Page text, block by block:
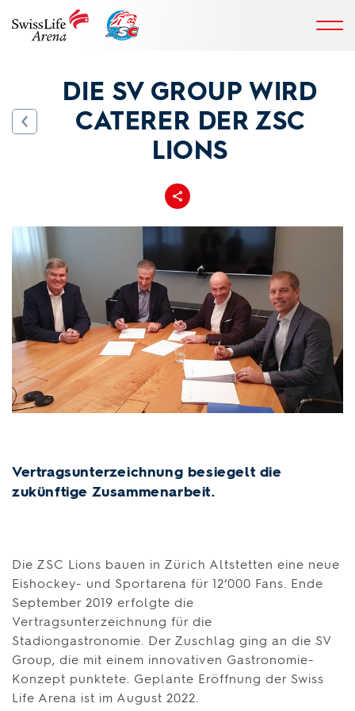
DIE SV GROUP WIRD
CATERER DER ZSC
LIONS
Teilen
Vertragsunterzeichnung besiegelt die
zukünftige Zusammenarbeit.
Die ZSC Lions bauen in Zürich Altstetten eine neue
Eishockey- und Sportarena für 12‘000 Fans. Ende
September 2019 erfolgte die
Vertragsunterzeichnung für die
Stadiongastronomie. Der Zuschlag ging an die SV
Group, die mit einem innovativen Gastronomie-
Konzept punktete. Geplante Eröffnung der Swiss
Life Arena ist im August 2022.